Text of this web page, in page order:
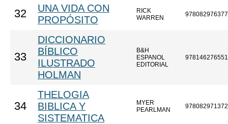
32
UNA VIDA CON
PROPÓSITO
RICK
WARREN
33
DICCIONARIO
BÍBLICO
ILUSTRADO
HOLMAN
B&H
ESPANOL
EDITORIAL
34
THELOGIA
BIBLICA Y
SISTEMATICA
MYER
PEARLMAN